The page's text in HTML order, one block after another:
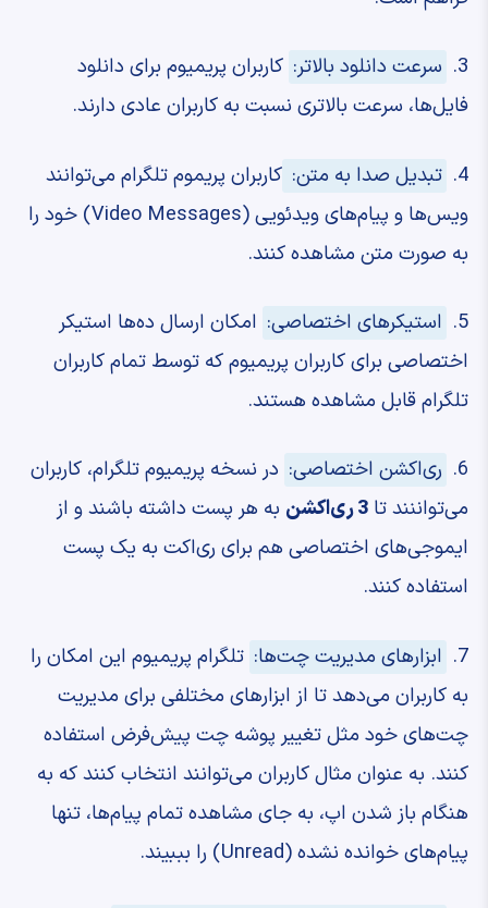
3. سرعت دانلود بالاتر: کاربران پریمیوم برای دانلود
فایل‌ها، سرعت بالاتری نسبت به کاربران عادی دارند.
4. تبدیل صدا به متن: کاربران پریموم تلگرام می‌توانند
ویس‌ها و پیام‌های ویدئویی (Video Messages) خود را
به صورت متن مشاهده کنند.
5. استیکرهای اختصاصی: امکان ارسال ده‌ها استیکر
اختصاصی برای کاربران پریمیوم که توسط تمام کاربران
تلگرام قابل مشاهده هستند.
6. ری‌اکشن اختصاصی: در نسخه پریمیوم تلگرام، کاربران
می‌تواننند تا 3 ری‌اکشن
به هر پست داشته باشند و از
ایموجی‌های اختصاصی هم برای ری‌اکت به یک پست
استفاده کنند.
7. ابزارهای مدیریت چت‌ها: تلگرام پریمیوم این امکان را
به کاربران می‌دهد تا از ابزارهای مختلفی برای مدیریت
چت‌های خود مثل تغییر پوشه چت پیش‌فرض استفاده
کنند. به عنوان مثال کاربران می‌توانند انتخاب کنند که به
هنگام باز شدن اپ، به جای مشاهده تمام پیام‌ها، تنها
پیام‌های خوانده نشده (Unread) را بببیند.